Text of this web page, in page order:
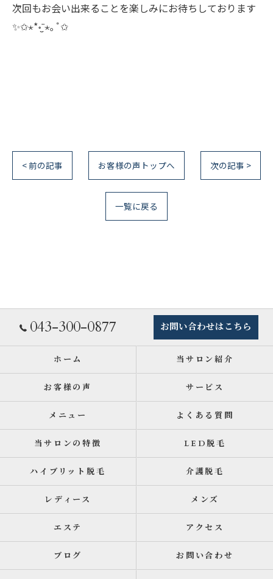
次回もお会い出来ることを楽しみにお待ちしております
✨✩⋆*॰¨̮⋆｡˚✩
< 前の記事 お客様の声トップへ 次の記事 >
一覧に戻る
043-300-0877 お問い合わせはこちら
ホーム 当サロン紹介
お客様の声 サービス
メニュー よくある質問
当サロンの特徴 LED脱毛
ハイブリット脱毛 介護脱毛
レディース メンズ
エステ アクセス
ブログ お問い合わせ